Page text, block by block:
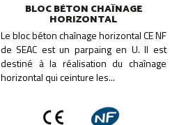
BLOC BÉTON CHAÎNAGE
HORIZONTAL
Le bloc béton chaînage horizontal CE NF
de SEAC est un parpaing en U. Il est
destiné à la réalisation du chaînage
horizontal qui ceinture les...